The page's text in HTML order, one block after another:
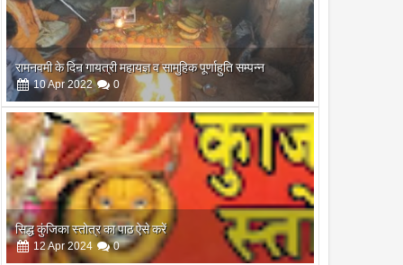
रामनवमी के दिन गायत्री महायज्ञ व सामुहिक पूर्णाहुति सम्पन्न
10Apr 2022 0
सिद्ध कुंजिका स्तोत्र का पाठ ऐसे करें
12Apr 2024 0